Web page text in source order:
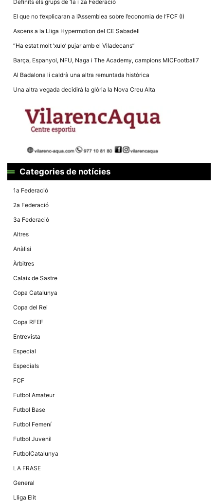
Definits els grups de 1a i 2a Federació
El que no t’explicaran a l’Assemblea sobre l’economia de l’FCF (I)
Ascens a la Lliga Hypermotion del CE Sabadell
“Ha estat molt ‘xulo’ pujar amb el Viladecans”
Barça, Espanyol, NFU, Naga i The Academy, campions MICFootball7
Al Badalona li caldrà una altra remuntada històrica
Una altra vegada decidirà la glòria la Nova Creu Alta
Categories de notícies
1a Federació
2a Federació
3a Federació
Altres
Anàlisi
Àrbitres
Calaix de Sastre
Copa Catalunya
Copa del Rei
Copa RFEF
Entrevista
Especial
Especials
FCF
Futbol Amateur
Futbol Base
Futbol Femení
Futbol Juvenil
FutbolCatalunya
LA FRASE
General
Lliga Elit
Necessàries
cookies no
opcionals,
necessàries
tècnic de la
web.
Estadístiques
de manera